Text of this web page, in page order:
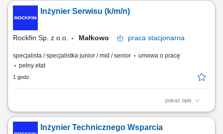
managerów i realne doświadczenia pracowników… Jeśli łączysz
myślenie biznesowe z dojrzałością interpersonalną… Jeśli potrafisz
managerów oraz...
Inżynier Serwisu (k/m/n)
Rockfin Sp. z o.o. Małkowo praca stacjonarna
specjalista / specjalistka junior / mid / senior
umowa o pracę
pełny etat
1 godz.
pokaż opis
Dołącz do zespołu ekspertów, którzy każdego dnia łączą technologię,
precyzję i pasję do inżynierii. Szukamy osoby, która z entuzjazmem
podejmuje techniczne wyzwania, potrafi koordynować realizację
Inżynier Technicznego Wsparcia